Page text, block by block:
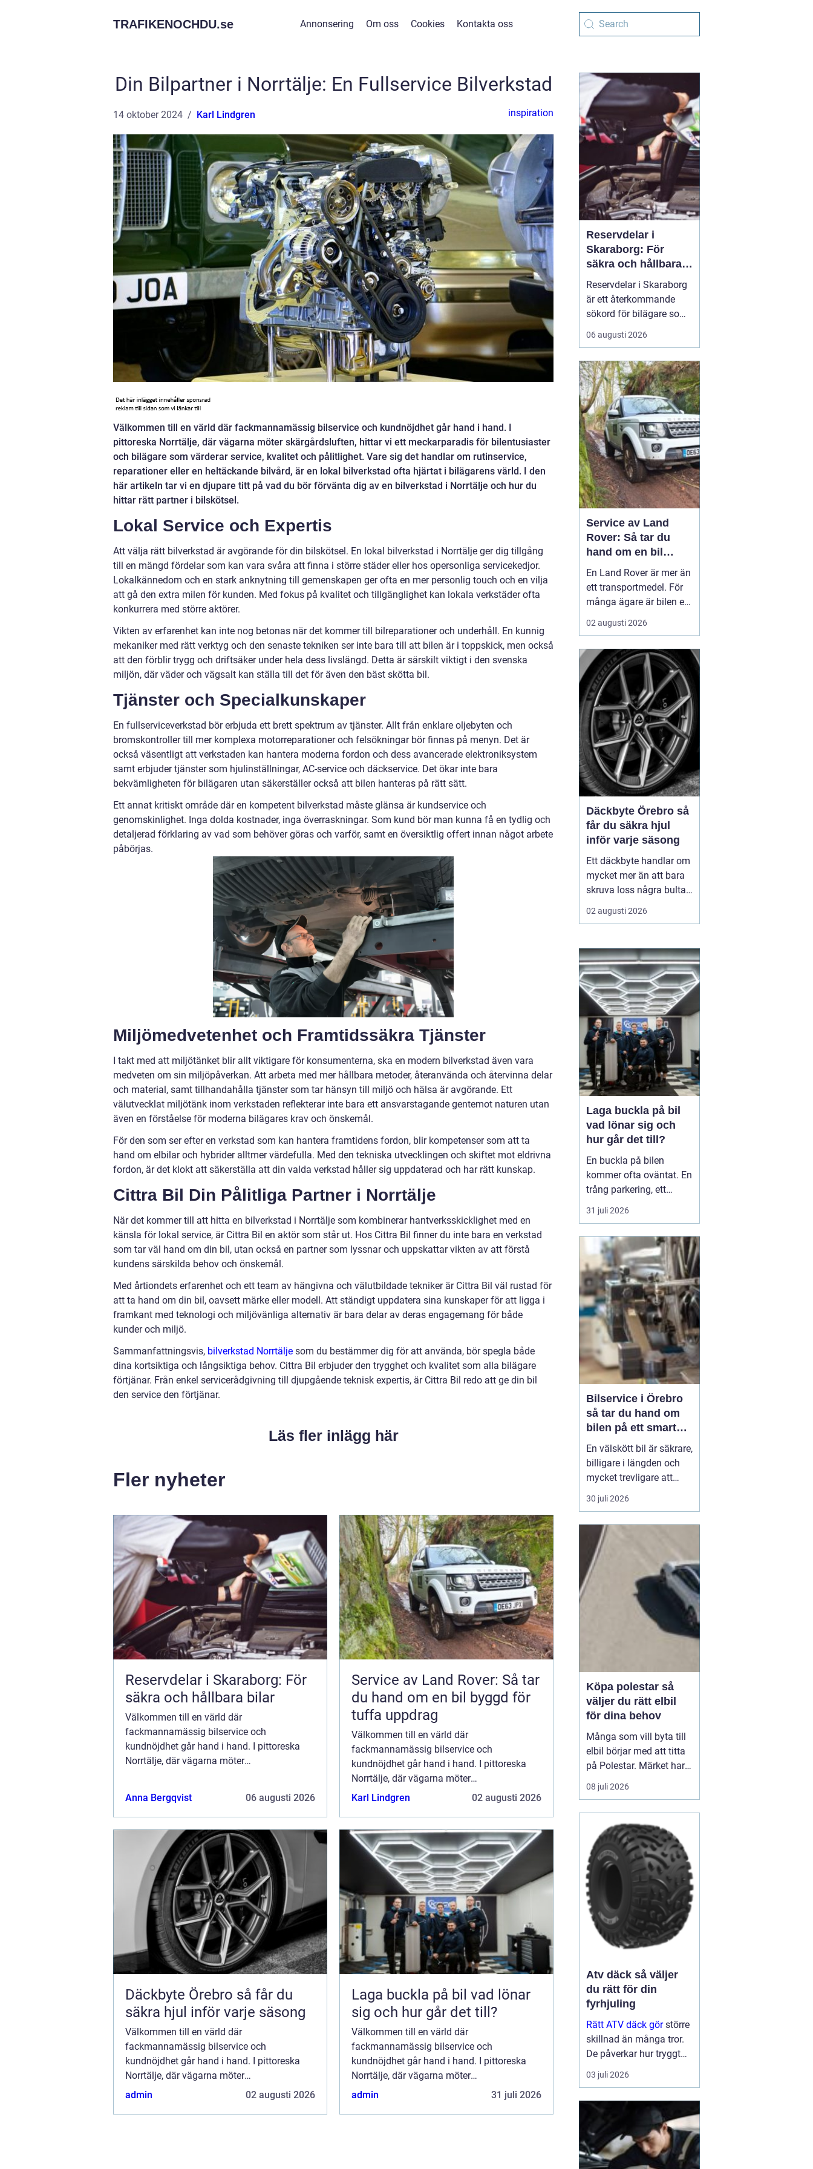
TRAFIKENOCHDU.se Annonsering Om oss Cookies Kontakta oss
Din Bilpartner i Norrtälje: En Fullservice Bilverkstad
14 oktober 2024 Karl Lindgren inspiration
Välkommen till en värld där fackmannamässig bilservice och kundnöjdhet går hand i hand. I
pittoreska Norrtälje, där vägarna möter skärgårdsluften, hittar vi ett meckarparadis för bilentusiaster
och bilägare som värderar service, kvalitet och pålitlighet. Vare sig det handlar om rutinservice,
reparationer eller en heltäckande bilvård, är en lokal bilverkstad ofta hjärtat i bilägarens värld. I den
här artikeln tar vi en djupare titt på vad du bör förvänta dig av en bilverkstad i Norrtälje och hur du
hittar rätt partner i bilskötsel.
Lokal Service och Expertis
Att välja rätt bilverkstad är avgörande för din bilskötsel. En lokal bilverkstad i Norrtälje ger dig tillgång
till en mängd fördelar som kan vara svåra att finna i större städer eller hos opersonliga servicekedjor.
Lokalkännedom och en stark anknytning till gemenskapen ger ofta en mer personlig touch och en vilja
att gå den extra milen för kunden. Med fokus på kvalitet och tillgänglighet kan lokala verkstäder ofta
konkurrera med större aktörer.
Vikten av erfarenhet kan inte nog betonas när det kommer till bilreparationer och underhåll. En kunnig
mekaniker med rätt verktyg och den senaste tekniken ser inte bara till att bilen är i toppskick, men också
att den förblir trygg och driftsäker under hela dess livslängd. Detta är särskilt viktigt i den svenska
miljön, där väder och vägsalt kan ställa till det för även den bäst skötta bil.
Tjänster och Specialkunskaper
En fullserviceverkstad bör erbjuda ett brett spektrum av tjänster. Allt från enklare oljebyten och
bromskontroller till mer komplexa motorreparationer och felsökningar bör finnas på menyn. Det är
också väsentligt att verkstaden kan hantera moderna fordon och dess avancerade elektroniksystem
samt erbjuder tjänster som hjulinställningar, AC-service och däckservice. Det ökar inte bara
bekvämligheten för bilägaren utan säkerställer också att bilen hanteras på rätt sätt.
Ett annat kritiskt område där en kompetent bilverkstad måste glänsa är kundservice och
genomskinlighet. Inga dolda kostnader, inga överraskningar. Som kund bör man kunna få en tydlig och
detaljerad förklaring av vad som behöver göras och varför, samt en översiktlig offert innan något arbete
påbörjas.
Miljömedvetenhet och Framtidssäkra Tjänster
I takt med att miljötänket blir allt viktigare för konsumenterna, ska en modern bilverkstad även vara
medveten om sin miljöpåverkan. Att arbeta med mer hållbara metoder, återanvända och återvinna delar
och material, samt tillhandahålla tjänster som tar hänsyn till miljö och hälsa är avgörande. Ett
välutvecklat miljötänk inom verkstaden reflekterar inte bara ett ansvarstagande gentemot naturen utan
även en förståelse för moderna bilägares krav och önskemål.
För den som ser efter en verkstad som kan hantera framtidens fordon, blir kompetenser som att ta
hand om elbilar och hybrider alltmer värdefulla. Med den tekniska utvecklingen och skiftet mot eldrivna
fordon, är det klokt att säkerställa att din valda verkstad håller sig uppdaterad och har rätt kunskap.
Cittra Bil Din Pålitliga Partner i Norrtälje
När det kommer till att hitta en bilverkstad i Norrtälje som kombinerar hantverksskicklighet med en
känsla för lokal service, är Cittra Bil en aktör som står ut. Hos Cittra Bil finner du inte bara en verkstad
som tar väl hand om din bil, utan också en partner som lyssnar och uppskattar vikten av att förstå
kundens särskilda behov och önskemål.
Med årtiondets erfarenhet och ett team av hängivna och välutbildade tekniker är Cittra Bil väl rustad för
att ta hand om din bil, oavsett märke eller modell. Att ständigt uppdatera sina kunskaper för att ligga i
framkant med teknologi och miljövänliga alternativ är bara delar av deras engagemang för både
kunder och miljö.
Sammanfattningsvis, bilverkstad Norrtälje som du bestämmer dig för att använda, bör spegla både
dina kortsiktiga och långsiktiga behov. Cittra Bil erbjuder den trygghet och kvalitet som alla bilägare
förtjänar. Från enkel servicerådgivning till djupgående teknisk expertis, är Cittra Bil redo att ge din bil
den service den förtjänar.
Läs fler inlägg här
Fler nyheter
Reservdelar i Skaraborg: För
säkra och hållbara bilar
Välkommen till en värld där
fackmannamässig bilservice och
kundnöjdhet går hand i hand. I pittoreska
Norrtälje, där vägarna möter
Anna Bergqvist 06 augusti 2026
Service av Land Rover: Så tar
du hand om en bil byggd för
tuffa uppdrag
Välkommen till en värld där
fackmannamässig bilservice och
kundnöjdhet går hand i hand. I pittoreska
Norrtälje, där vägarna möter
skärgårdsluften, hittar vi ett meckarparadis
Karl Lindgren 02 augusti 2026
Däckbyte Örebro så får du
säkra hjul inför varje säsong
Välkommen till en värld där
fackmannamässig bilservice och
kundnöjdhet går hand i hand. I pittoreska
Norrtälje, där vägarna möter
skärgårdsluften, hittar vi ett meckarparadis
admin 02 augusti 2026
Laga buckla på bil vad lönar
sig och hur går det till?
Välkommen till en värld där
fackmannamässig bilservice och
kundnöjdhet går hand i hand. I pittoreska
Norrtälje, där vägarna möter
skärgårdsluften, hittar vi ett meckarparadis
admin 31 juli 2026
Reservdelar i
Skaraborg: För
säkra och hållbara
bilar
Reservdelar i Skaraborg
är ett återkommande
sökord för bilägare som
vill hålla bilen i gott
skick utan att betala
regionen vänder sig till
lokala specialister som
bvs.nu när...
06 augusti 2026
Service av Land
Rover: Så tar du
hand om en bil
byggd för tuffa
uppdrag
En Land Rover är mer än
ett transportmedel. För
många ägare är bilen ett
arbetsredskap, ett
fritidsprojekt och en del
spelar service en
avgörande roll. Rätt
skött kan...
02 augusti 2026
Däckbyte Örebro så
får du säkra hjul
inför varje säsong
Ett däckbyte handlar om
mycket mer än att bara
skruva loss några bultar.
För bilägare i Örebro kan
skillnaden mellan bra
tydligt när första
snöfallet kommer, eller
när sommarregnet gör
vägarna hala. Med rätt
kunskap om däck, da...
02 augusti 2026
Laga buckla på bil
vad lönar sig och
hur går det till?
En buckla på bilen
kommer ofta oväntat. En
trång parkering, ett
dörruppslag utanför
mataffären eller ett
Många blir osäkra direkt:
ska man anmäla till
försäkringen, åka till en
plåtverkstad eller går det
att fixa snabbt och smi...
31 juli 2026
Bilservice i Örebro
så tar du hand om
bilen på ett smart
sätt
En välskött bil är säkrare,
billigare i längden och
mycket trevligare att
köra. Trots det väntar
många bilägare i Örebro
och reparationer. I den
här artikeln får du en
enkel genomgång av
hu...
30 juli 2026
Köpa polestar så
väljer du rätt elbil
för dina behov
Många som vill byta till
elbil börjar med att titta
på Polestar. Märket har
blivit en symbol för
modern, elektrisk körning
hållbarhet går hand i
hand. Men hur vet du om
en Polestar passar dig,
och vilken modell som är
rätt val?...
08 juli 2026
Atv däck så väljer
du rätt för din
fyrhjuling
Rätt ATV däck görstörre
skillnad än många tror.
De påverkar hur tryggt
fyrhjulingen beter sig på
väg, hur effektivt den tar
och hur marken under
hjulen mår efteråt. Med
ge...
03 juli 2026